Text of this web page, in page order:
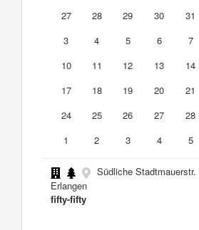
27
28 29 30 31
3
4 5 6 7
10
11 12 13 14
17
18 19 20 21
24
25 26 27 28
1
2 3 4 5
Südliche Stadtmauerstr.
Erlangen
fifty-fifty